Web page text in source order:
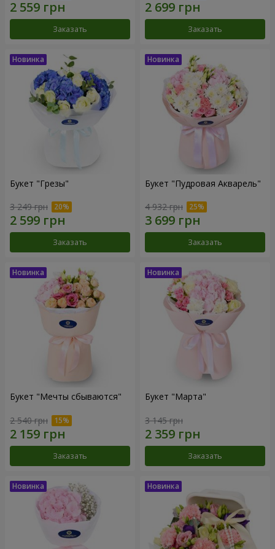
Заказать Заказать
Букет "Грезы"
3 249 грн
Заказать
Букет "Пудровая Акварель"
4 932 грн
Заказать
Букет "Мечты сбываются"
2 540 грн
Заказать
Букет "Марта"
3 145 грн
Заказать